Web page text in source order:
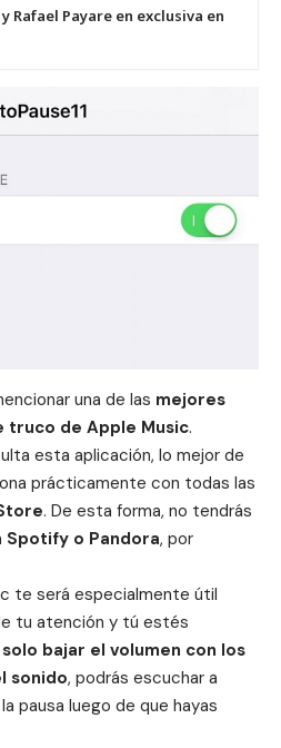
Rafael Payare en exclusiva en
una de las mejores
de Apple Music.
esta aplicación, lo mejor de
prácticamente con todas las
. De esta forma, no tendrás
Spotify o Pandora, por
te será especialmente útil
tu atención y tú estés
solo bajar el volumen con los
sonido, podrás escuchar a
pausa luego de que hayas